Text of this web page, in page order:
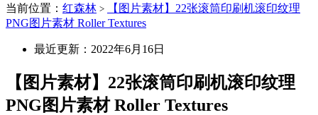
当前位置： 红森林 >
【图片素材】22张滚筒印刷机滚印纹理
PNG图片素材 Roller Textures
最近更新：2022年6月16日
【图片素材】22张滚筒印刷机滚印纹理
PNG图片素材 Roller Textures